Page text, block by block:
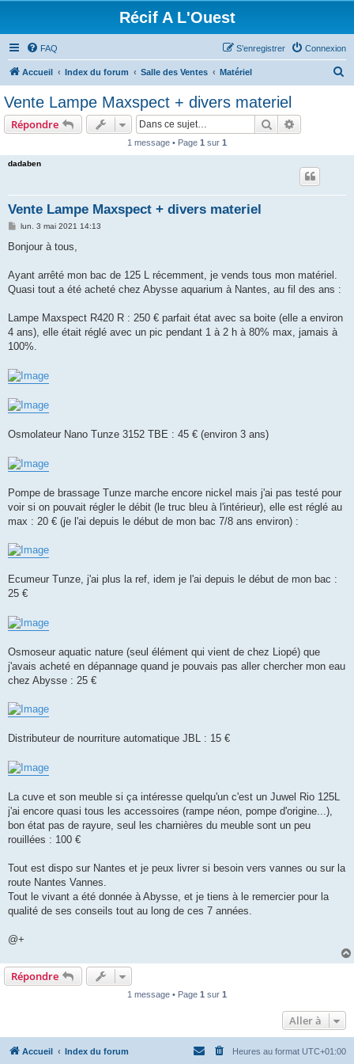
Récif A L'Ouest
FAQ Connexion
S’enregistrer
Accueil Index du forum Salle des Ventes Matériel
Vente Lampe Maxspect + divers materiel
Répondre Rechercher
1 message • Page 1 sur 1
dadaben
Vente Lampe Maxspect + divers materiel
M
s
g
e
lun. 3 mai 2021 14:13
Bonjour à tous,
Ayant arrêté mon bac de 125 L récemment, je vends tous mon matériel.
Quasi tout a été acheté chez Abysse aquarium à Nantes, au fil des ans :
Lampe Maxspect R420 R : 250 € parfait état avec sa boite (elle a environ
4 ans), elle était réglé avec un pic pendant 1 à 2 h à 80% max, jamais à
100%.
Osmolateur Nano Tunze 3152 TBE : 45 € (environ 3 ans)
Pompe de brassage Tunze marche encore nickel mais j'ai pas testé pour
voir si on pouvait régler le débit (le truc bleu à l'intérieur), elle est réglé au
max : 20 € (je l'ai depuis le début de mon bac 7/8 ans environ) :
Ecumeur Tunze, j'ai plus la ref, idem je l'ai depuis le début de mon bac :
25 €
Osmoseur aquatic nature (seul élément qui vient de chez Liopé) que
j'avais acheté en dépannage quand je pouvais pas aller chercher mon eau
chez Abysse : 25 €
Distributeur de nourriture automatique JBL : 15 €
La cuve et son meuble si ça intéresse quelqu'un c'est un Juwel Rio 125L
j'ai encore quasi tous les accessoires (rampe néon, pompe d'origine...),
bon état pas de rayure, seul les charnières du meuble sont un peu
rouillées : 100 €
Tout est dispo sur Nantes et je peux livrer si besoin vers vannes ou sur la
route Nantes Vannes.
Tout le vivant a été donnée à Abysse, et je tiens à le remercier pour la
qualité de ses conseils tout au long de ces 7 années.
@+
Répondre
1 message • Page 1 sur 1
Aller à
Accueil Index du forum Heures au format UTC+01:00